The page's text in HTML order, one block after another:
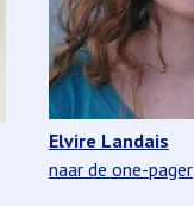
Elvire Landais
naar de one-pager